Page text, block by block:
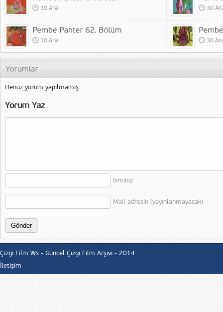
30 Ara 30
30 Ara 30
Henüz yorum yapılmamış.
Yorum Yaz
İsminiz
Mail adresin (yayınlanmayacak)
Çizgi Film Ws - Güncel Çizgi Film Arşivi - 2014
İletişim